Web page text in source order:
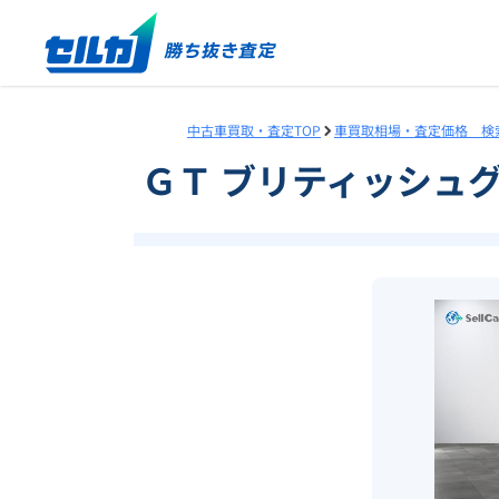
中古車買取・査定TOP 車買取相場・査定価格 検
ＧＴ ブリティッシュ